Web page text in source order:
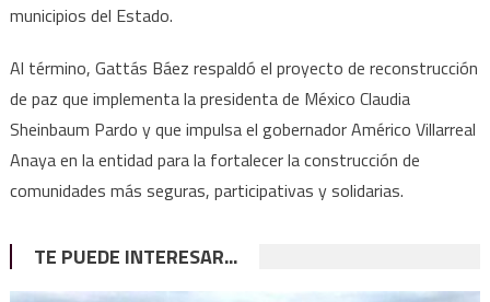
municipios del Estado.
Al término, Gattás Báez respaldó el proyecto de reconstrucción
de paz que implementa la presidenta de México Claudia
Sheinbaum Pardo y que impulsa el gobernador Américo Villarreal
Anaya en la entidad para la fortalecer la construcción de
comunidades más seguras, participativas y solidarias.
TE PUEDE INTERESAR...